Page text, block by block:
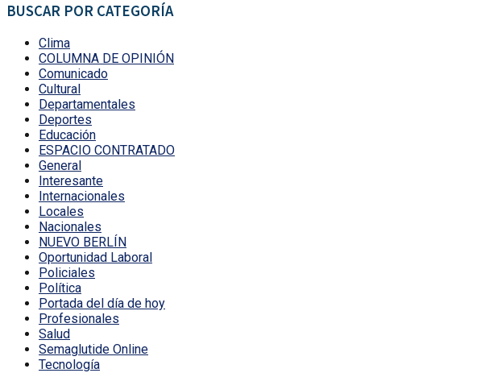
BUSCAR POR CATEGORÍA
Clima
COLUMNA DE OPINIÓN
Comunicado
Cultural
Departamentales
Deportes
Educación
ESPACIO CONTRATADO
General
Interesante
Internacionales
Locales
Nacionales
NUEVO BERLÍN
Oportunidad Laboral
Policiales
Política
Portada del día de hoy
Profesionales
Salud
Semaglutide Online
Tecnología